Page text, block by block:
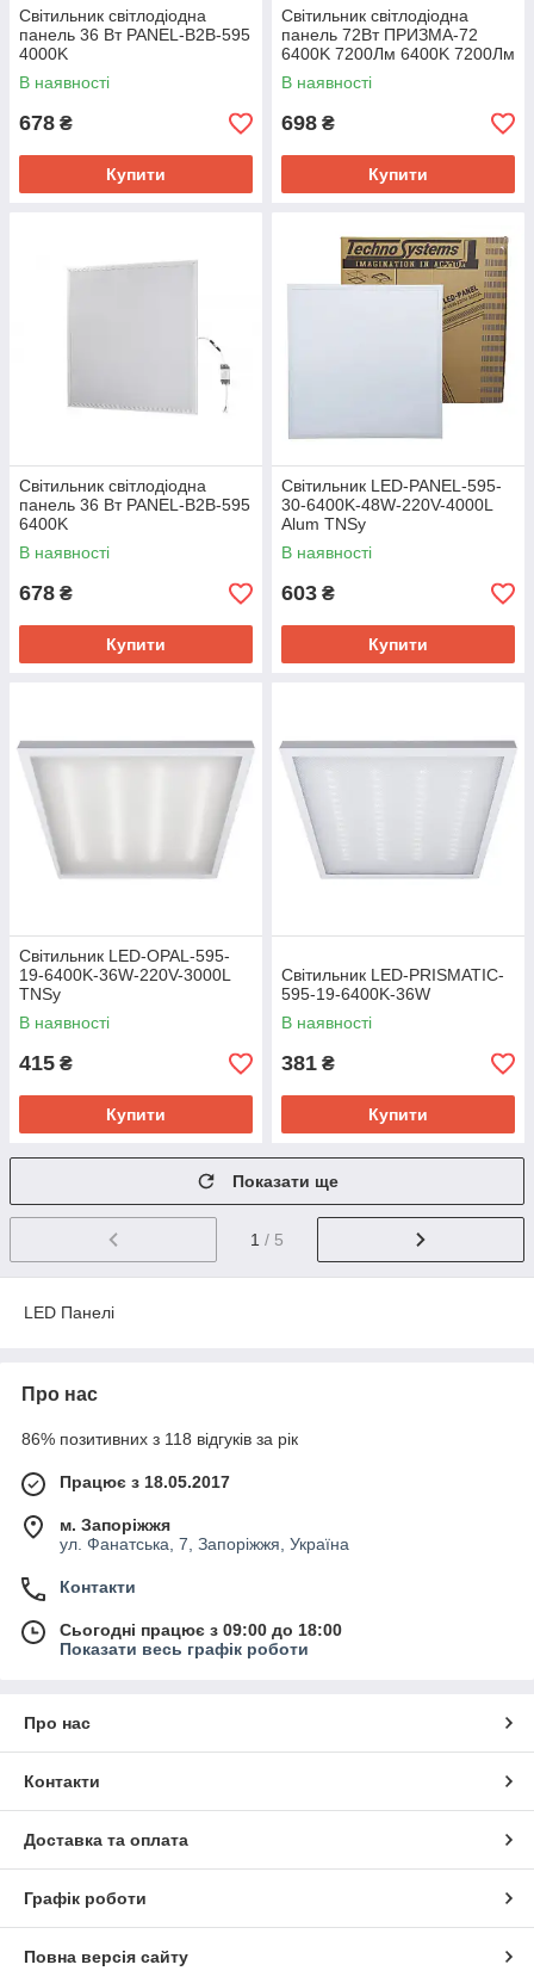
Світильник світлодіодна
панель 36 Вт PANEL-B2B-595
4000K
В наявності
678 ₴
Купити
Світильник світлодіодна
панель 72Вт ПРИЗМА-72
6400K 7200Лм 6400K 7200Лм
В наявності
698 ₴
Купити
Світильник світлодіодна
панель 36 Вт PANEL-B2B-595
6400K
В наявності
678 ₴
Купити
Світильник LED-PANEL-595-
30-6400K-48W-220V-4000L
Alum TNSy
В наявності
603 ₴
Купити
Світильник LED-OPAL-595-
19-6400K-36W-220V-3000L
TNSy
В наявності
415 ₴
Купити
Світильник LED-PRISMATIC-
595-19-6400K-36W
В наявності
381 ₴
Купити
Показати ще
1 / 5
LED Панелі
Про нас
86% позитивних з 118 відгуків за рік
Працює з 18.05.2017
м. Запоріжжя
ул. Фанатська, 7, Запоріжжя, Україна
Контакти
Сьогодні працює з 09:00 до 18:00
Показати весь графік роботи
Про нас
Контакти
Доставка та оплата
Графік роботи
Повна версія сайту